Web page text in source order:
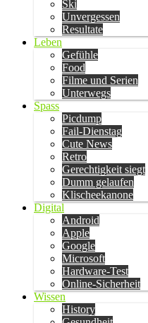
Ski
Unvergessen
Resultate
Leben
Gefühle
Food
Filme und Serien
Unterwegs
Spass
Picdump
Fail-Dienstag
Cute News
Retro
Gerechtigkeit siegt
Dumm gelaufen
Klischeekanone
Digital
Android
Apple
Google
Microsoft
Hardware-Test
Online-Sicherheit
Wissen
History